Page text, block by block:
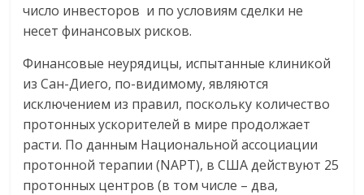
число инвесторов и по условиям сделки не
несет финансовых рисков.
Финансовые неурядицы, испытанные клиникой
из Сан-Диего, по-видимому, являются
исключением из правил, поскольку количество
протонных ускорителей в мире продолжает
расти. По данным Национальной ассоциации
протонной терапии (NAPT), в США действуют 25
протонных центров (в том числе – два,